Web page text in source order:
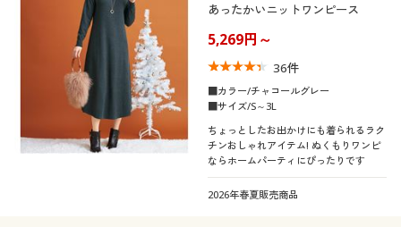
あったかいニットワンピース
5,269円～
36件
■カラー/チャコールグレー
■サイズ/S～3L
ちょっとしたお出かけにも着られるラク
チンおしゃれアイテム! ぬくもりワンピ
ならホームパーティにぴったりです
2026年春夏販売商品